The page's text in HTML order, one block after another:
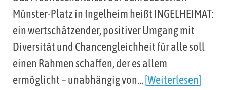
Münster-Platz in Ingelheim heißt INGELHEIMAT:
ein wertschätzender, positiver Umgang mit
Diversität und Chancengleichheit für alle soll
einen Rahmen schaffen, der es allem
ermöglicht – unabhängig von… Weiterlesen